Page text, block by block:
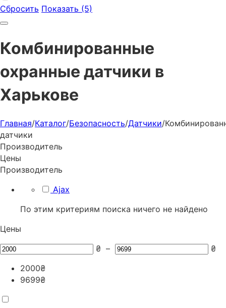
Сбросить Показать (5)
Комбинированные
охранные датчики в
Харькове
Главная/Каталог/Безопасность/Датчики/
датчики
Производитель
Цены
Производитель
Ajax
По этим критериям поиска ничего не найдено
Цены
₴ –
₴
2000₴
9699₴